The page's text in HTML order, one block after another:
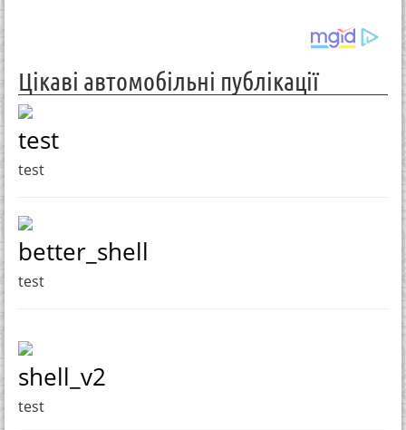
Цікаві автомобільні публікації
test
test
better_shell
test
shell_v2
test